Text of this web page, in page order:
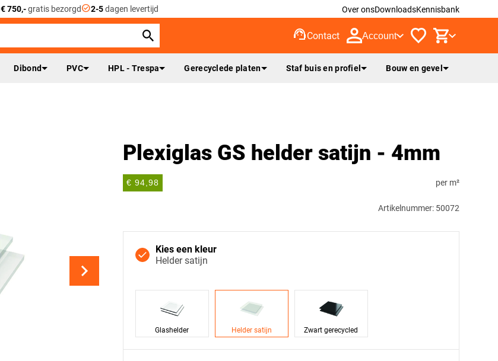
€ 750,-gratis bezorgdcheck_circle2-5dagen levertijd Over onsDownloadsKennisbank
support_agentContact Account
Dibond PVC HPL - Trespa Gerecyclede platen Staf buis en profiel Bouw en gevel
Plexiglas GS helder satijn - 4mm
€ 94,98 per m²
Artikelnummer: 50072
Kies een kleur
Helder satijn
Glashelder Helder satijn Zwart gerecycled